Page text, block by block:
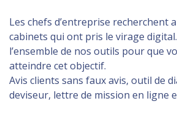
Les chefs d’entreprise recherchent
cabinets qui ont pris le virage
l’ensemble de nos outils pour que
atteindre cet objectif.
Avis clients sans faux avis, outil de
deviseur, lettre de mission en ligne